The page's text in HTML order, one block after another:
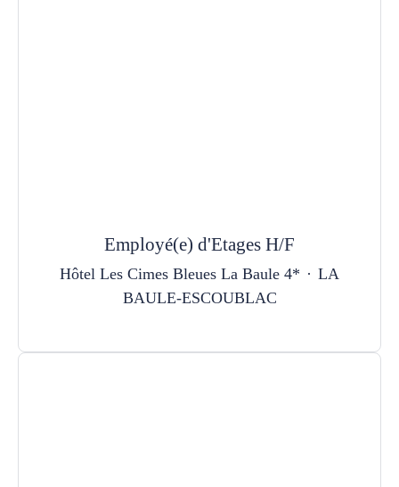
Employé(e) d'Etages H/F
Hôtel Les Cimes Bleues La Baule 4* · LA
BAULE-ESCOUBLAC